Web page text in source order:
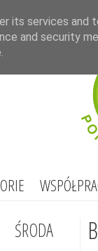
ŚRODA
its services and
and security